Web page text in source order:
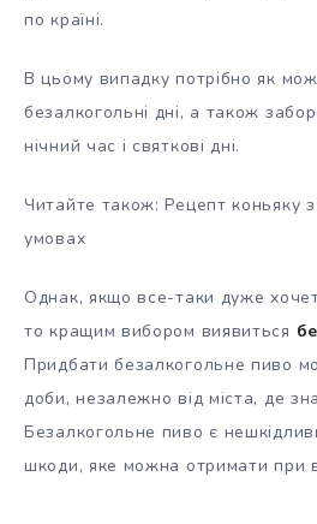
по країні.
В цьому випадку потрібно як
безалкогольні дні, а також
нічний час і святкові дні.
Читайте також: Рецепт коньяку
умовах
Однак, якщо все-таки дуже
то кращим вибором виявиться
Придбати безалкогольне пиво
доби, незалежно від міста, де
Безалкогольне пиво є
шкоди, яке можна отримати при